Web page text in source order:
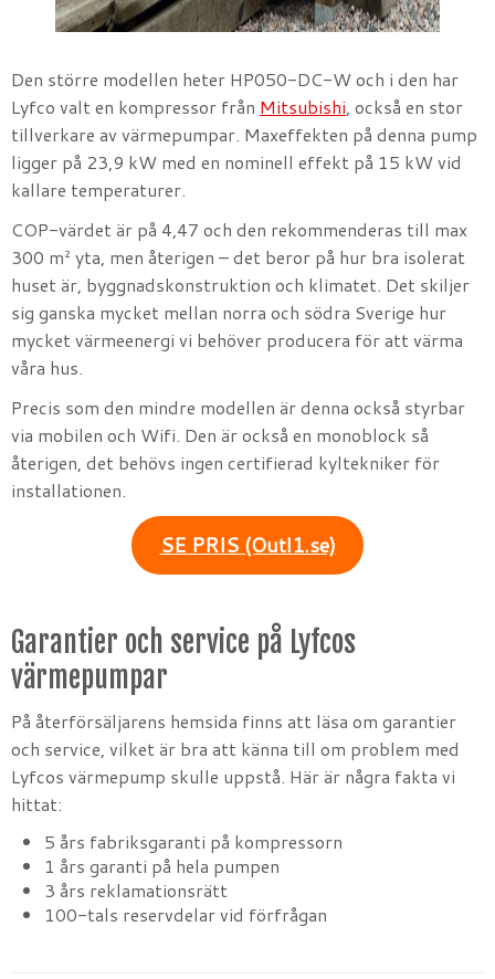
Den större modellen heter HP050-DC-W och i den har
Lyfco valt en kompressor från Mitsubishi, också en stor
tillverkare av värmepumpar. Maxeffekten på denna pump
ligger på 23,9 kW med en nominell effekt på 15 kW vid
kallare temperaturer.
COP-värdet är på 4,47 och den rekommenderas till max
300 m² yta, men återigen – det beror på hur bra isolerat
huset är, byggnadskonstruktion och klimatet. Det skiljer
sig ganska mycket mellan norra och södra Sverige hur
mycket värmeenergi vi behöver producera för att värma
våra hus.
Precis som den mindre modellen är denna också styrbar
via mobilen och Wifi. Den är också en monoblock så
återigen, det behövs ingen certifierad kyltekniker för
installationen.
SE PRIS (Outl1.se)
Garantier och service på Lyfcos
värmepumpar
På återförsäljarens hemsida finns att läsa om garantier
och service, vilket är bra att känna till om problem med
Lyfcos värmepump skulle uppstå. Här är några fakta vi
hittat:
5 års fabriksgaranti på kompressorn
1 års garanti på hela pumpen
3 års reklamationsrätt
100-tals reservdelar vid förfrågan